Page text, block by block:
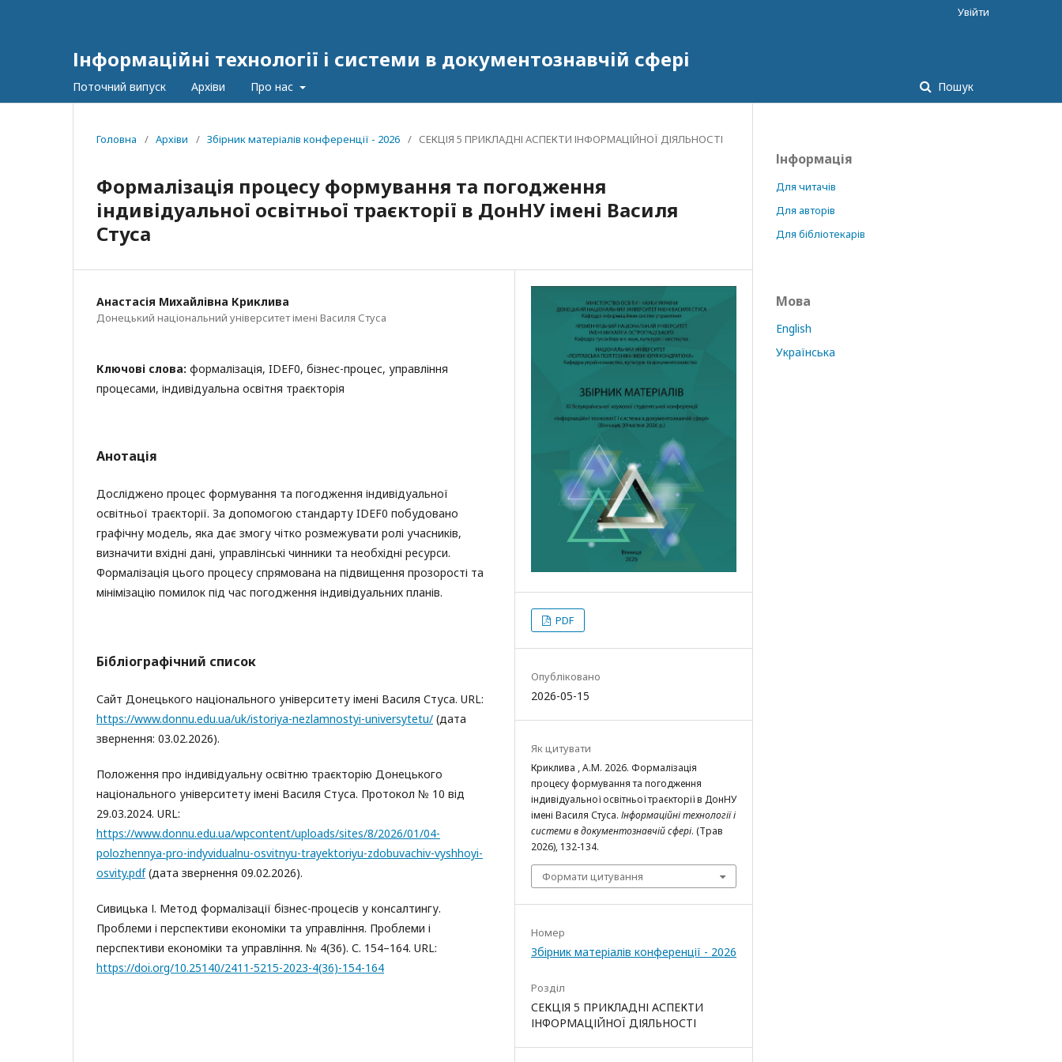
Інформаційні технології і системи в документознавчій сфері
Поточний випуск Архіви Про нас Пошук
Увійти
Головна / Архіви / Збірник матеріалів конференції - 2026 / СЕКЦІЯ 5 ПРИКЛАДНІ АСПЕКТИ ІНФОРМАЦІЙНОЇ ДІЯЛЬНОСТІ
Формалізація процесу формування та погодження
індивідуальної освітньої траєкторії в ДонНУ імені Василя
Стуса
Анастасія Михайлівна Криклива
Донецький національний університет імені Василя Стуса
Ключові слова: формалізація, IDEF0, бізнес-процес, управління
процесами, індивідуальна освітня траєкторія
Анотація
Досліджено процес формування та погодження індивідуальної
освітньої траєкторії. За допомогою стандарту IDEF0 побудовано
графічну модель, яка дає змогу чітко розмежувати ролі учасників,
визначити вхідні дані, управлінські чинники та необхідні ресурси.
Формалізація цього процесу спрямована на підвищення прозорості та
мінімізацію помилок під час погодження індивідуальних планів.
Бібліографічний список
Сайт Донецького національного університету імені Василя Стуса. URL:
https://www.donnu.edu.ua/uk/istoriya-nezlamnostyi-universytetu/ (дата
звернення: 03.02.2026).
Положення про індивідуальну освітню траєкторію Донецького
національного університету імені Василя Стуса. Протокол № 10 від
29.03.2024. URL:
https://www.donnu.edu.ua/wpcontent/uploads/sites/8/2026/01/04-
polozhennya-pro-indyvidualnu-osvitnyu-trayektoriyu-zdobuvachiv-vyshhoyi-
osvity.pdf(дата звернення 09.02.2026).
Сивицька І. Метод формалізації бізнес-процесів у консалтингу.
Проблеми і перспективи економіки та управління. Проблеми і
перспективи економіки та управління. № 4(36). С. 154–164. URL:
https://doi.org/10.25140/2411-5215-2023-4(36)-154-164
PDF
Опубліковано
2026-05-15
Як цитувати
Криклива , А.М. 2026. Формалізація
процесу формування та погодження
індивідуальної освітньої траєкторії в ДонНУ
імені Василя Стуса. Інформаційні технології і
системи в документознавчій сфері. (Трав
2026), 132-134.
Формати цитування
Номер
Збірник матеріалів конференції - 2026
Розділ
СЕКЦІЯ 5 ПРИКЛАДНІ АСПЕКТИ
ІНФОРМАЦІЙНОЇ ДІЯЛЬНОСТІ
Інформація
Для читачів
Для авторів
Для бібліотекарів
Мова
English
Українська